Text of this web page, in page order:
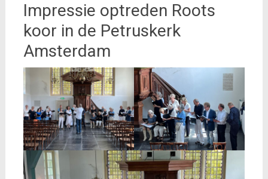
Impressie optreden Roots
koor in de Petruskerk
Amsterdam